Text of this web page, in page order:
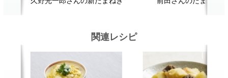
加工品。
レシピ 動画Gallery